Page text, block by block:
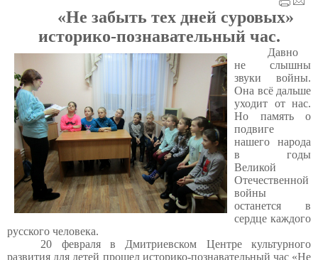
«Не забыть тех дней суровых»
историко-познавательный час.
Давно
не слышны
звуки войны.
Она всё дальше
уходит от нас.
Но память о
подвиге
нашего народа
в годы
Великой
Отечественной
войны
останется в
сердце каждого
русского человека.
20 февраля в Дмитриевском Центре культурного
развития для детей прошел историко-познавательный час «Не